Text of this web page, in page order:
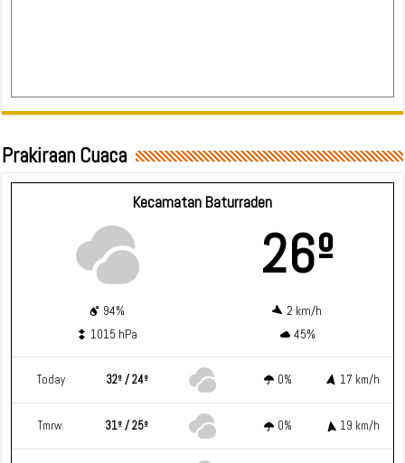
Prakiraan Cuaca
Kecamatan Baturraden
26º
94%
2 km/h
1015 hPa
45%
Today 32º / 24º 0% 17 km/h
Tmrw. 31º / 25º 0% 19 km/h